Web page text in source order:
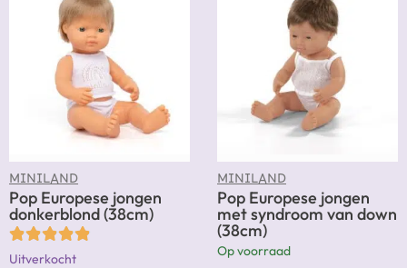
MINILAND
Pop Europese jongen
donkerblond (38cm)
Uitverkocht
MINILAND
Pop Europese jongen
met syndroom van down
(38cm)
Op voorraad